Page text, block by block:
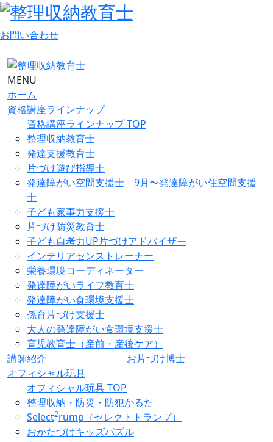
お問い合わせ
MENU
ホーム
資格講座ラインナップ
資格講座ラインナップ TOP
整理収納教育士
発達支援教育士
片づけ遊び指導士
発達障がい空間支援士 9月〜発達障がい住空間支援
士
子ども家事力支援士
片づけ防災教育士
子ども自考力UP片づけアドバイザー
インテリアセンストレーナー
栄養環境コーディネーター
発達障がいライフ教育士
発達障がい食環境支援士
孫育片づけ支援士
大人の発達障がい食環境支援士
育児教育士（産前・産後ケア）
講師紹介
お片づけ博士
オフィシャル玩具
オフィシャル玩具 TOP
整理収納・防災・防犯かるた
Select2rump（セレクトトランプ）
おかたづけキッズパズル